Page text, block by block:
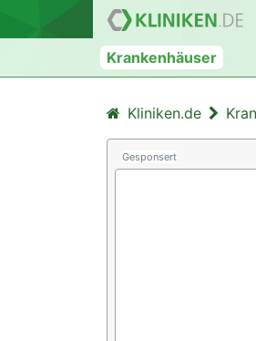
Krankenhäuser
Kliniken.de
Gesponsert